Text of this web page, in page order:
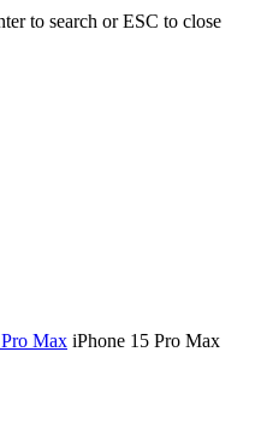
to search or ESC to close
Max iPhone 15 Pro Max